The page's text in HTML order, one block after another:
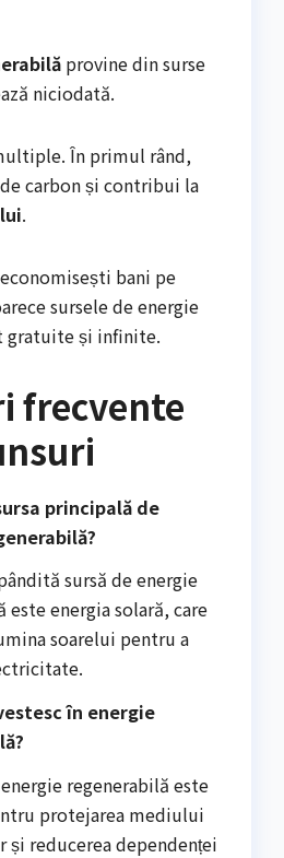
provine din surse
niciodată.
În primul rând,
carbon și contribui la
.
bani pe
sursele de energie
gratuite și infinite.
frecvente
principală de
sursă de energie
este energia solară, care
soarelui pentru a
în energie
regenerabilă este
protejarea mediului
reducerea dependenței